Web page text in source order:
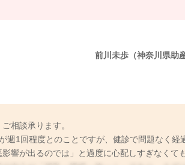
前川未歩（神奈川県助
相談承ります。
週1回程度とのことですが、健診で問題なく経
影響が出るのでは」と過度に心配しすぎなくて